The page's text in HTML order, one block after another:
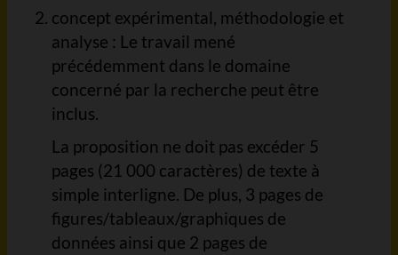
concept expérimental, méthodologie et
analyse : Le travail mené
précédemment dans le domaine
concerné par la recherche peut être
inclus.
La proposition ne doit pas excéder 5
pages (21 000 caractères) de texte à
simple interligne. De plus, 3 pages de
figures/tableaux/graphiques de
données ainsi que 2 pages de